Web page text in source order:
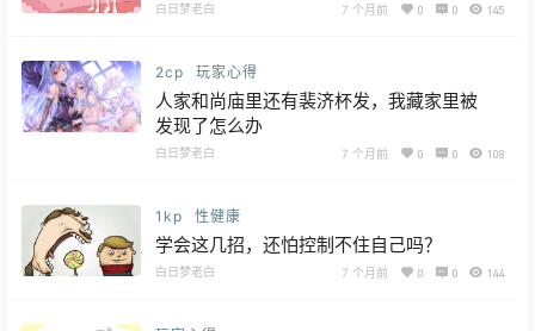
白日梦老白 7 个月前 0 0 145
2cp 玩家心得
人家和尚庙里还有裴济杯发，我藏家里被
发现了怎么办
白日梦老白 7 个月前 0 0 108
1kp 性健康
学会这几招，还怕控制不住自己吗？
白日梦老白 7 个月前 0 0 144